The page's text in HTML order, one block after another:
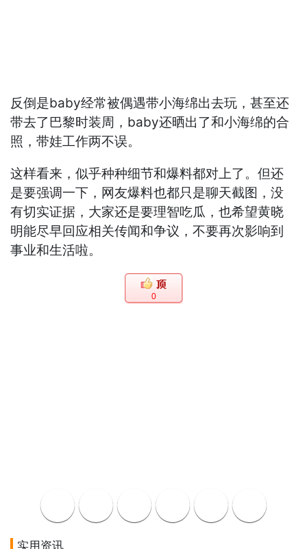
反倒是baby经常被偶遇带小海绵出去玩，甚至还
带去了巴黎时装周，baby还晒出了和小海绵的合
照，带娃工作两不误。
这样看来，似乎种种细节和爆料都对上了。但还
是要强调一下，网友爆料也都只是聊天截图，没
有切实证据，大家还是要理智吃瓜，也希望黄晓
明能尽早回应相关传闻和争议，不要再次影响到
事业和生活啦。
0
实用资讯